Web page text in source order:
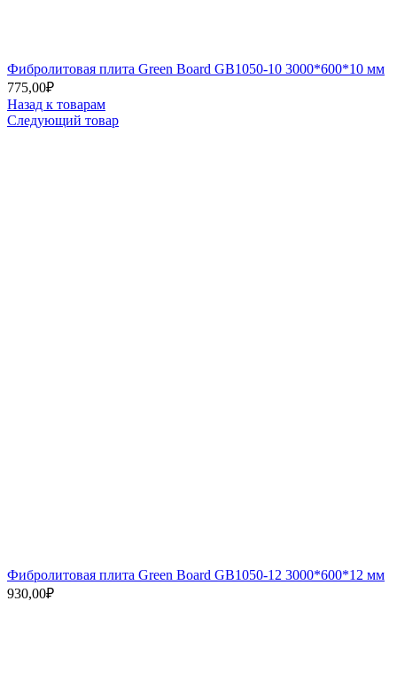
Фибролитовая плита Green Board GB1050-10 3000*600*10 мм
775,00₽
Назад к товарам
Следующий товар
Фибролитовая плита Green Board GB1050-12 3000*600*12 мм
930,00₽